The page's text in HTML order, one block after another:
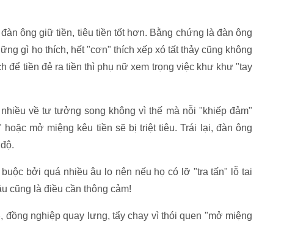
ông giữ tiền, tiêu tiền tốt hơn. Bằng chứng là đàn ông
gì họ thích, hết "cơn" thích xếp xó tất thảy cũng không
để tiền đẻ ra tiền thì phụ nữ xem trọng việc khư khư "tay
về tư tưởng song không vì thế mà nỗi "khiếp đảm"
mở miệng kêu tiền sẽ bị triệt tiêu. Trái lại, đàn ông
bởi quá nhiều âu lo nên nếu họ có lỡ "tra tấn" lỗ tai
cũng là điều cần thông cảm!
nghiệp quay lưng, tẩy chay vì thói quen "mở miệng